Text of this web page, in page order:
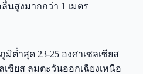
นสูงมากกว่า 1 เมตร
ต่ำสุด 23-25 องศาเซลเซียส
ซียส ลมตะวันออกเฉียงเหนือ